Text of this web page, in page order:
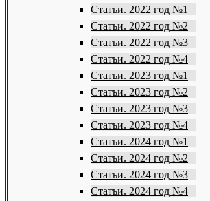
Статьи. 2022 год №1
Статьи. 2022 год №2
Статьи. 2022 год №3
Статьи. 2022 год №4
Статьи. 2023 год №1
Статьи. 2023 год №2
Статьи. 2023 год №3
Статьи. 2023 год №4
Статьи. 2024 год №1
Статьи. 2024 год №2
Статьи. 2024 год №3
Статьи. 2024 год №4